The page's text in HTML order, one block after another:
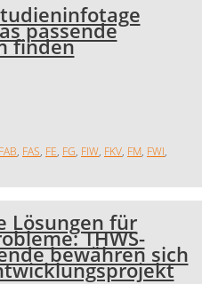
passende
finden
FAB, FAS, FE, FG, FIW, FKV, FM, FWI,
Lösungen für
THWS-
bewähren sich